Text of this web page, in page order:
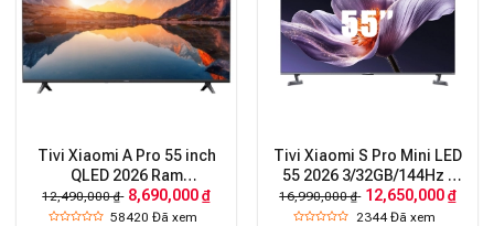
Tivi Xiaomi A Pro 55 inch
QLED 2026 Ram
2G/8G/60Hz – Bản Quốc Tế
12,490,000 ₫ 8,690,000 ₫
58420Đã xem
Tivi Xiaomi S Pro Mini LED
55 2026 3/32GB/144Hz -
Bản chính hãng
16,990,000 ₫ 12,650,000 ₫
2344Đã xem